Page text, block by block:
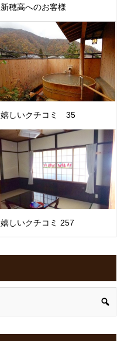
新穂高へのお客様
嬉しいクチコミ 35
嬉しいクチコミ 257